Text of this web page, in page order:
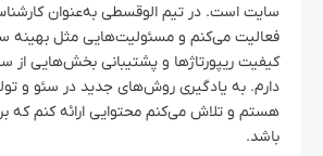
سایت است. در تیم الوقسطی به‌عنوان
فعالیت می‌کنم و مسئولیت‌هایی مثل بهینه
کیفیت ریپورتاژها و پشتیبانی بخش‌هایی از
دارم. به یادگیری روش‌های جدید در سئو و
هستم و تلاش می‌کنم محتوایی ارائه کنم که
باشد.